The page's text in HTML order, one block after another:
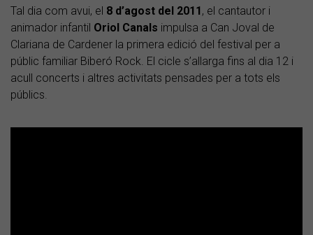
Tal dia com avui, el 8 d’agost del 2011, el cantautor i
animador infantil Oriol Canals impulsa a Can Joval de
Clariana de Cardener la primera edició del festival per a
públic familiar Biberó Rock. El cicle s’allarga fins al dia 12 i
acull concerts i altres activitats pensades per a tots els
públics.